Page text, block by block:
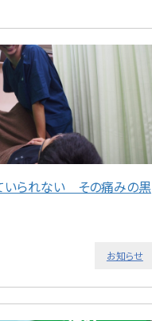
いられない その痛みの黒
お知らせ